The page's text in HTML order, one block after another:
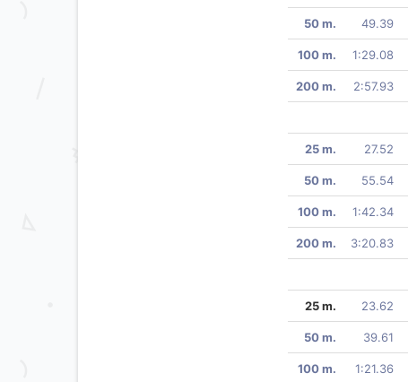
50 m. 49.39
100 m. 1:29.08
200 m. 2:57.93
25 m. 27.52
50 m. 55.54
100 m. 1:42.34
200 m. 3:20.83
25 m. 23.62
50 m. 39.61
100 m. 1:21.36